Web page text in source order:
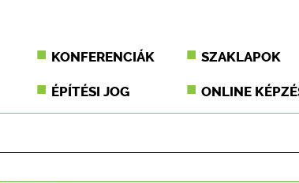
KONFERENCIÁK SZAKLAPOK
ÉPÍTÉSI JOG ONLINE